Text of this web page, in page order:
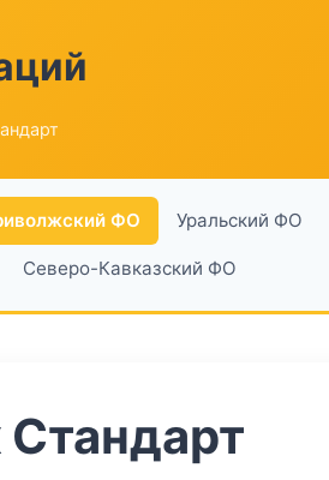
ФО Уральский ФО
Северо-Кавказский ФО